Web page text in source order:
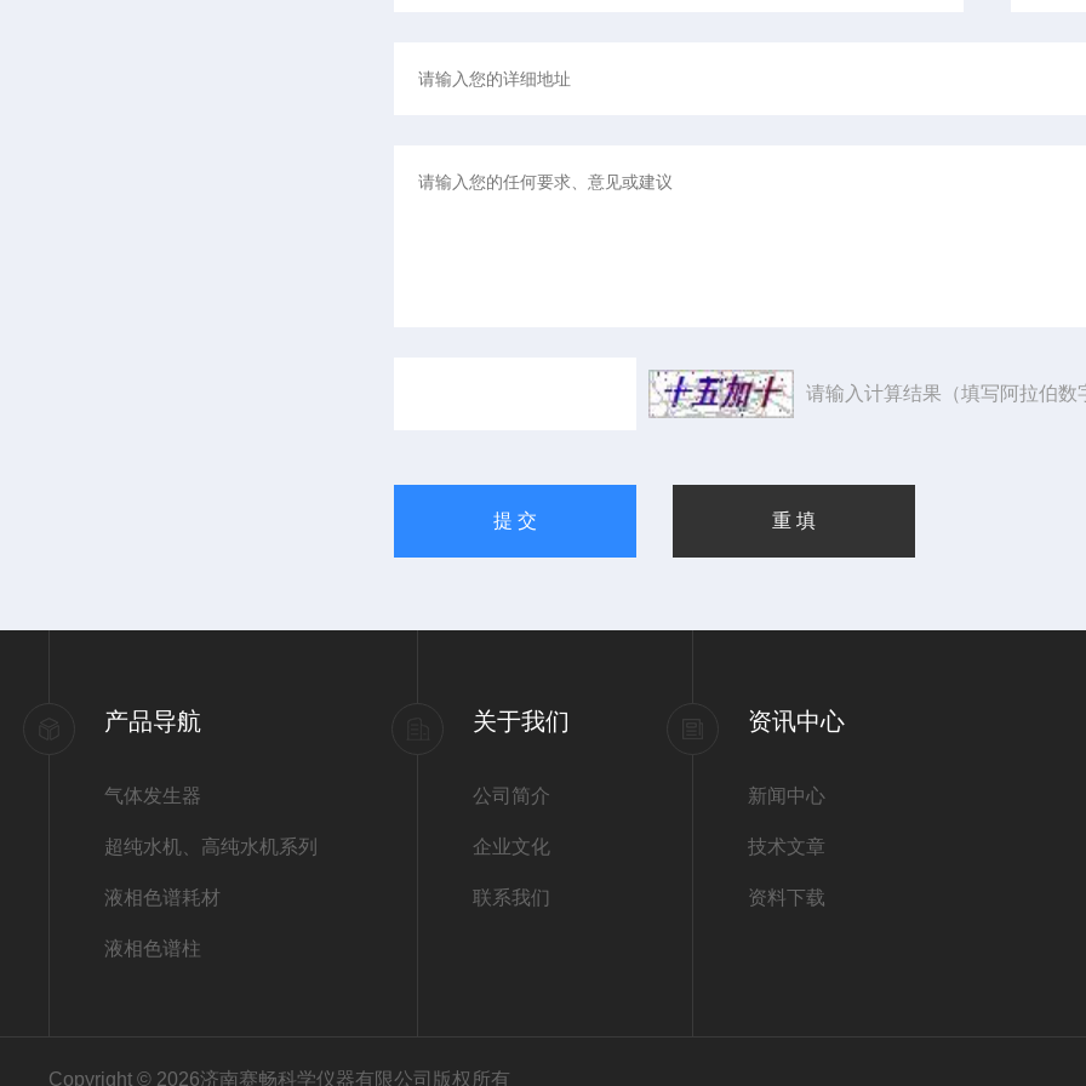
请输入计算结果（填写阿拉伯数
产品导航
气体发生器
超纯水机、高纯水机系列
液相色谱耗材
液相色谱柱
关于我们
公司简介
企业文化
联系我们
资讯中心
新闻中心
技术文章
资料下载
Copyright © 2026济南赛畅科学仪器有限公司版权所有